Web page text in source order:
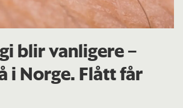
blir vanligere –
i Norge. Flått får